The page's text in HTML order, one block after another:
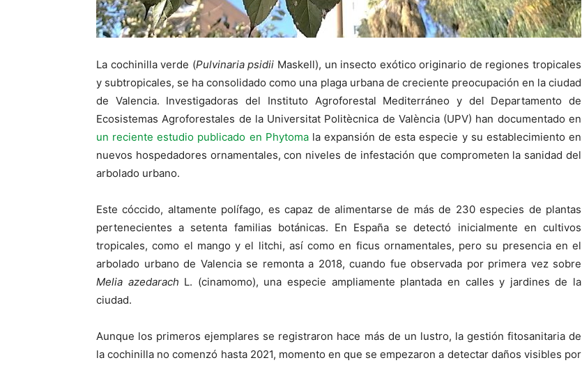
La cochinilla verde (Pulvinaria psidii Maskell), un insecto exótico originario de regiones tropicales
y subtropicales, se ha consolidado como una plaga urbana de creciente preocupación en la ciudad
de Valencia. Investigadoras del Instituto Agroforestal Mediterráneo y del Departamento de
Ecosistemas Agroforestales de la Universitat Politècnica de València (UPV) han documentado en
un reciente estudio publicado en Phytomala expansión de esta especie y su establecimiento en
nuevos hospedadores ornamentales, con niveles de infestación que comprometen la sanidad del
arbolado urbano.
Este cóccido, altamente polífago, es capaz de alimentarse de más de 230 especies de plantas
pertenecientes a setenta familias botánicas. En España se detectó inicialmente en cultivos
tropicales, como el mango y el litchi, así como en ficus ornamentales, pero su presencia en el
arbolado urbano de Valencia se remonta a 2018, cuando fue observada por primera vez sobre
Melia azedarach L. (cinamomo), una especie ampliamente plantada en calles y jardines de la
ciudad.
Aunque los primeros ejemplares se registraron hace más de un lustro, la gestión fitosanitaria de
la cochinilla no comenzó hasta 2021, momento en que se empezaron a detectar daños visibles por